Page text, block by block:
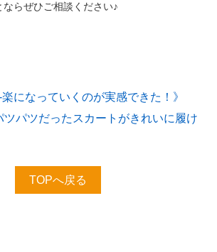
らぜひご相談ください♪
楽になっていくのが実感できた！》
ツパツだったスカートがきれいに履け
TOPへ戻る